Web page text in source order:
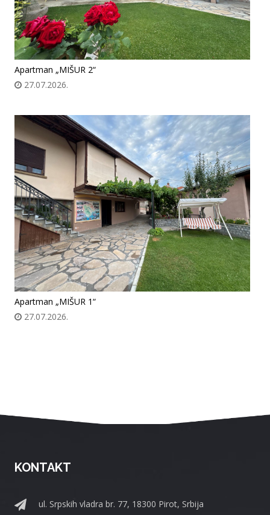
Apartman „MIŠUR 2“
27.07.2026.
Apartman „MIŠUR 1“
27.07.2026.
KONTAKT
ul. Srpskih vladra br. 77, 18300 Pirot, Srbija